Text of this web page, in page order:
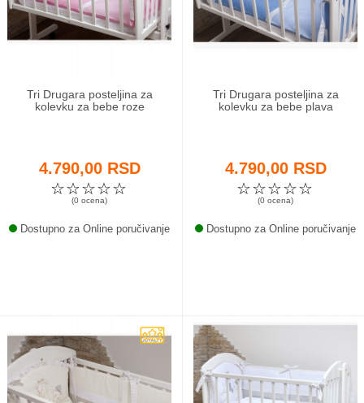
Odeća i obuća
AKCIJA
Call Centar
011 438 1 000
Tri Drugara posteljina za
kolevku za bebe roze
4.790,00 RSD
☆
☆
☆
☆
☆
(0 ocena)
Dostupno za Online poručivanje
Tri Drugara posteljina za
kolevku za bebe plava
4.790,00 RSD
☆
☆
☆
☆
☆
(0 ocena)
Dostupno za Online poručivanje